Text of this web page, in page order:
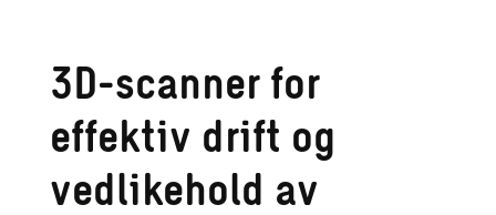
3D-scanner for
effektiv drift og
vedlikehold av